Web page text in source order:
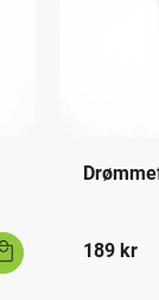
favoritt
189 kr